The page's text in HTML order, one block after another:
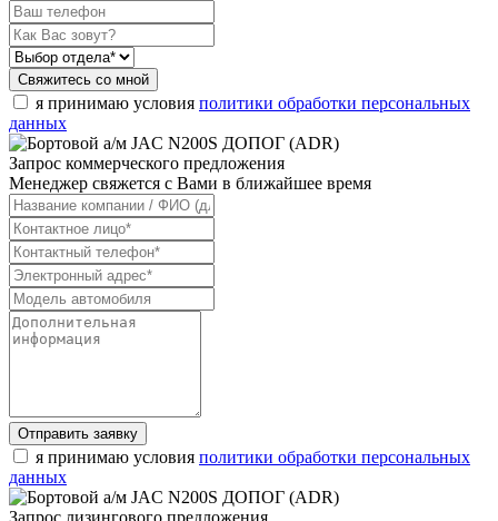
Свяжитесь со мной
я принимаю условия политики обработки персональных
данных
Запрос коммерческого предложения
Менеджер свяжется с Вами в ближайшее время
Отправить заявку
я принимаю условия политики обработки персональных
данных
Запрос лизингового предложения